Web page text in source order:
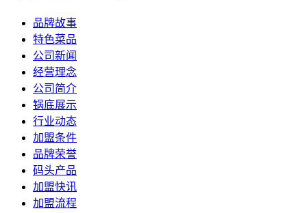
品牌故事
特色菜品
公司新闻
经营理念
公司简介
锅底展示
行业动态
加盟条件
品牌荣誉
码头产品
加盟快讯
加盟流程